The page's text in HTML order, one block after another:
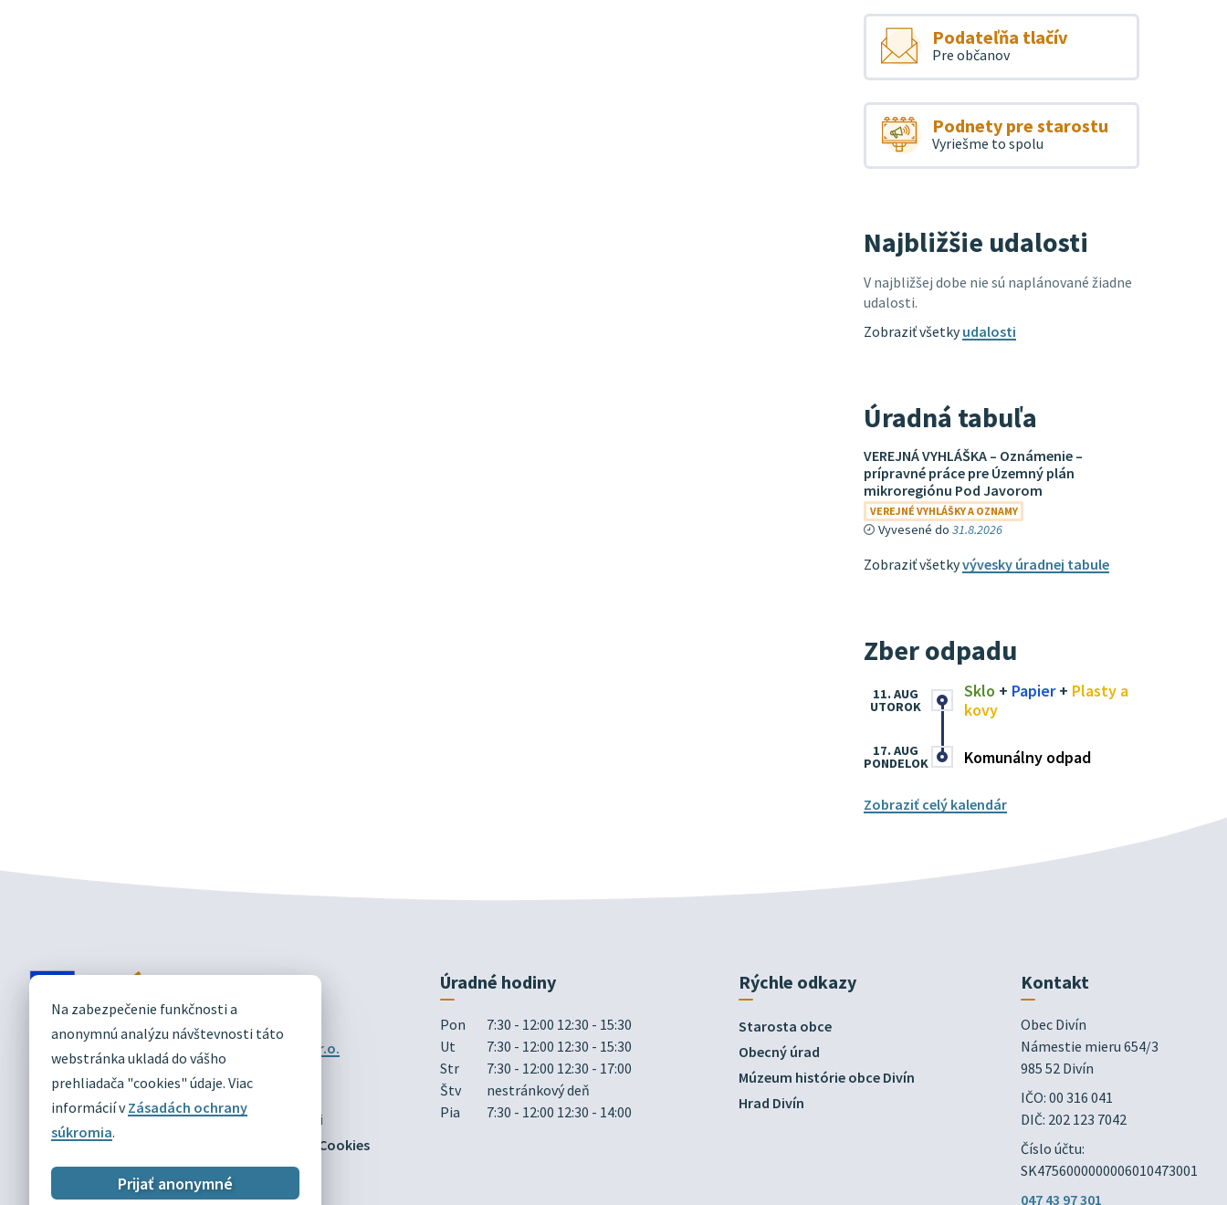
Na zabezpečenie funkčnosti a
anonymnú analýzu návštevnosti táto
webstránka ukladá do vášho
prehliadača "cookies" údaje. Viac
informácií vZásadách ochrany
súkromia.
Prijať anonymné
Podateľňa tlačív
Pre občanov
Podnety pre starostu
Vyriešme to spolu
Najbližšie udalosti
V najbližšej dobe nie sú naplánované žiadne
udalosti.
Zobraziť všetkyudalosti
Úradná tabuľa
VEREJNÁ VYHLÁŠKA – Oznámenie –
prípravné práce pre Územný plán
mikroregiónu Pod Javorom
VEREJNÉ VYHLÁŠKY A OZNAMY
Vyvesené do 31.8.2026
Zobraziť všetkyvývesky úradnej tabule
Zber odpadu
Sklo + Papier+ Plasty a
kovy
11. AUG
UTOROK
Komunálny odpad
17. AUG
PONDELOK
Zobraziť celý kalendár
DIVÍN
OFICIÁLNE STRÁNKY
Technický prevádzkovateľ:
Alphabet partner s.r.o.
Správca obsahu:Obec Divín
Posledná aktualizácia:03.08.2026
Mapa
Vyhlásenie o prístupnosti
Zásady ochrany osobných údajov
Nastaviť Cookies
Úradné hodiny
Pon
7:30 - 12:00 12:30 - 15:30
Ut
7:30 - 12:00 12:30 - 15:30
Str
7:30 - 12:00 12:30 - 17:00
Štv
nestránkový deň
Pia
7:30 - 12:00 12:30 - 14:00
Rýchle odkazy
Starosta obce
Obecný úrad
Múzeum histórie obce Divín
Hrad Divín
Kontakt
Obec Divín
Námestie mieru 654/3
985 52 Divín
IČO: 00 316 041
DIČ: 202 123 7042
Číslo účtu:
SK4756000000006010473001
047 43 97 301